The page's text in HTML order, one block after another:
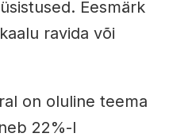
Eesmärk
ravida või
on oluline teema
22%-l